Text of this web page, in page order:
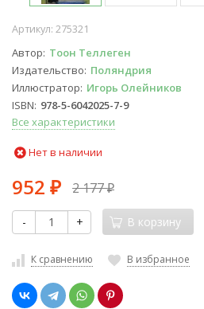
Артикул: 275321
Автор Тоон Теллеген
Издательство Поляндрия
Иллюстратор Игорь Олейников
ISBN 978-5-6042025-7-9
Все характеристики
Нет в наличии
952 ₽ 2 177₽
- + В корзину
К сравнению В избранное